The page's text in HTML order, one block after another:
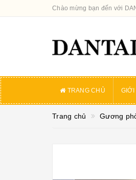
Chào mừng bạn đến với
TRANG CHỦ GIỚI
Trang chủ Gương